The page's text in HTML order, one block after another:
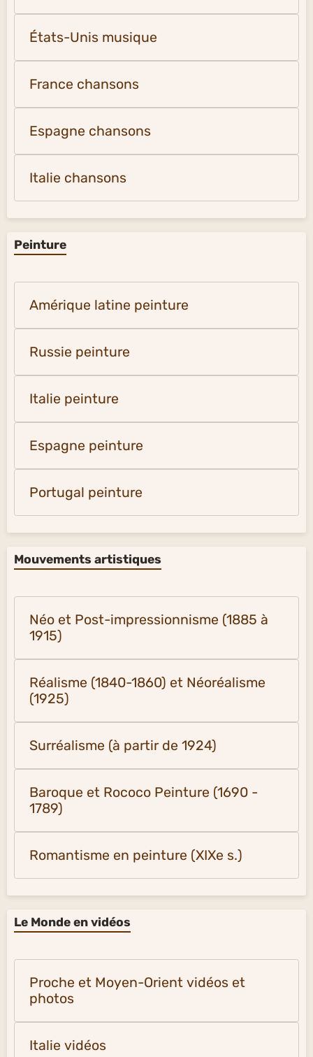
États-Unis musique
France chansons
Espagne chansons
Italie chansons
Peinture
Amérique latine peinture
Russie peinture
Italie peinture
Espagne peinture
Portugal peinture
Mouvements artistiques
Néo et Post-impressionnisme (1885 à
1915)
Réalisme (1840-1860) et Néoréalisme
(1925)
Surréalisme (à partir de 1924)
Baroque et Rococo Peinture (1690 -
1789)
Romantisme en peinture (XIXe s.)
Le Monde en vidéos
Proche et Moyen-Orient vidéos et
photos
Italie vidéos